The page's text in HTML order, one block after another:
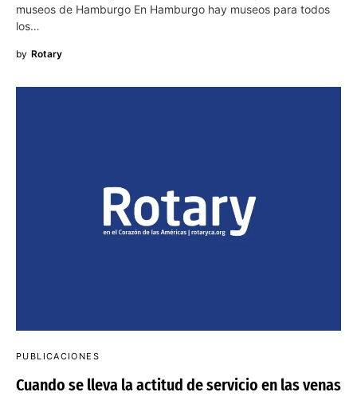
museos de Hamburgo En Hamburgo hay museos para todos
los…
by Rotary
PUBLICACIONES
Cuando se lleva la actitud de servicio en las venas